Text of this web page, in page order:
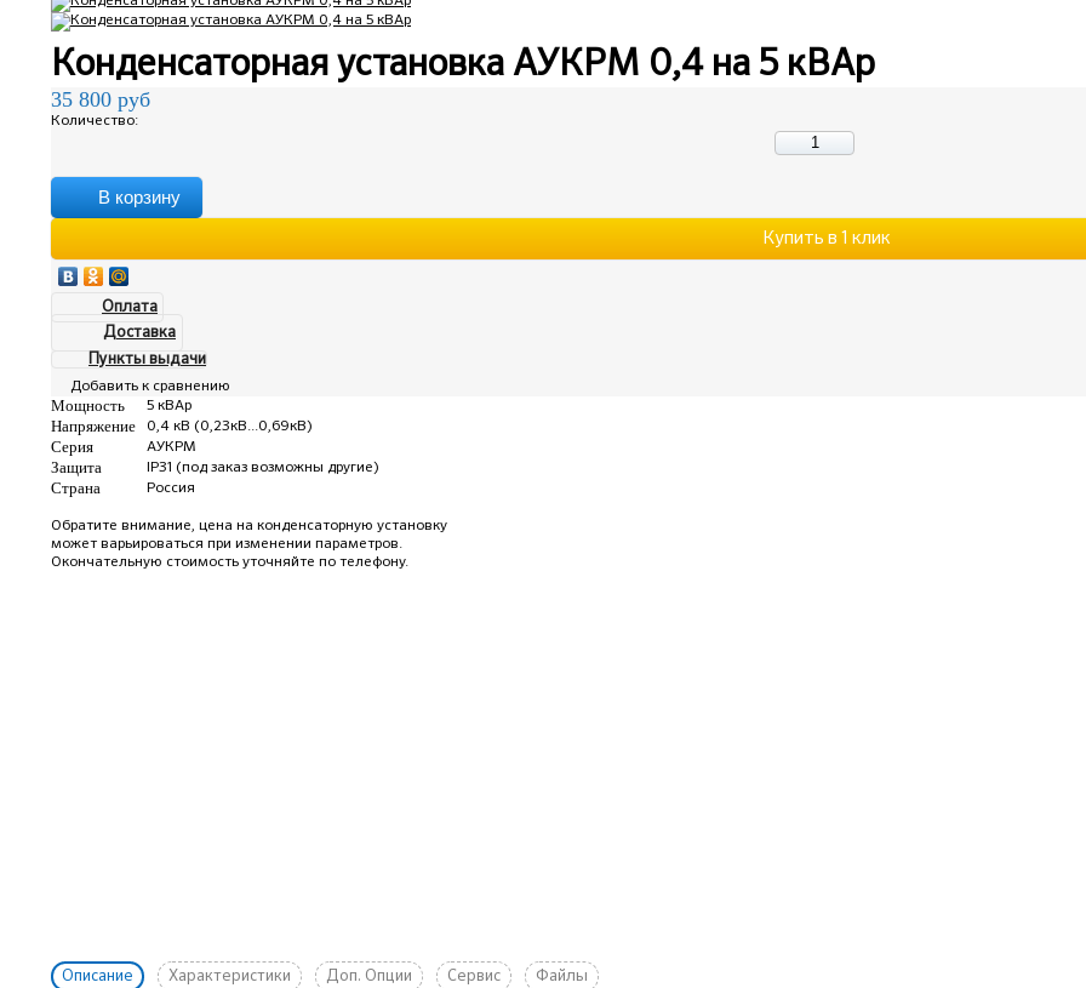
Конденсаторная установка АУКРМ 0,4 на 5 кВАр
35 800 руб
Количество:
В корзину
Купить в 1 клик
Оплата
Доставка
Пункты выдачи
Добавить к сравнению
Мощность 5 кВАр
Напряжение 0,4 кВ (0,23кВ...0,69кВ)
Серия АУКРМ
Защита IP31 (под заказ возможны другие)
Страна Россия
Обратите внимание, цена на конденсаторную установку
может варьироваться при изменении параметров.
Окончательную стоимость уточняйте по телефону.
Описание Характеристики Доп. Опции Сервис Файлы